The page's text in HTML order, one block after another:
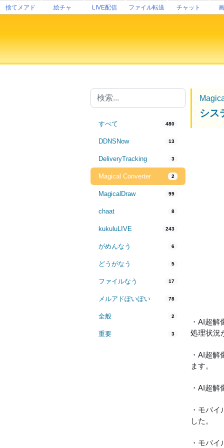
捨てメアド 絵チャ LIVE配信 ファイル転送 チャット
すべて 480
DDNSNow 13
DeliveryTracking 3
Magical Converter 2
MagicalDraw 99
chaat 8
kukuluLIVE 243
がめんなう 6
どうがなう 5
ファイルなう 17
メルアドぽいぽい 78
全般 2
重要 3
シス
・AI超
処理状況
・AI超
ます。
・AI超
・モバ
した。
・モバ